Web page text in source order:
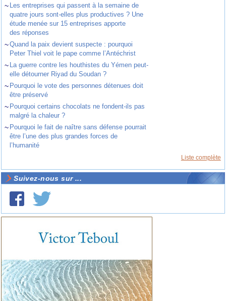
~ Les entreprises qui passent à la semaine de
quatre jours sont-elles plus productives ? Une
étude menée sur 15 entreprises apporte
des réponses
~Quand la paix devient suspecte : pourquoi
Peter Thiel voit le pape comme l’Antéchrist
~ La guerre contre les houthistes du Yémen peut-
elle détourner Riyad du Soudan ?
~ Pourquoi le vote des personnes détenues doit
être préservé
~ Pourquoi certains chocolats ne fondent-ils pas
malgré la chaleur ?
~ Pourquoi le fait de naître sans défense pourrait
être l’une des plus grandes forces de
l’humanité
Liste complète
Suivez-nous sur ...